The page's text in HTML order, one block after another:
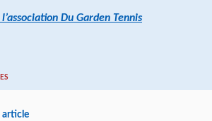
Du Garden Tennis
article